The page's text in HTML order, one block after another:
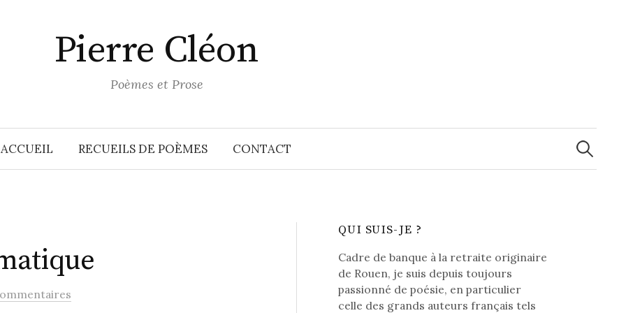
Pierre Cléon
Poèmes et Prose
ACCUEIL RECUEILS DE POÈMES CONTACT
QUI SUIS-JE ?
Cadre de banque à la retraite originaire
de Rouen, je suis depuis toujours
passionné de poésie, en particulier
celle des grands auteurs français tels